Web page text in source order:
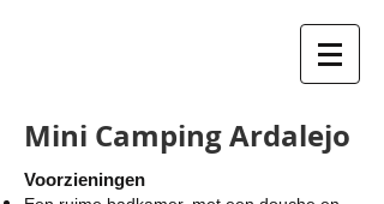
Mini Camping Ardalejo
Voorzieningen